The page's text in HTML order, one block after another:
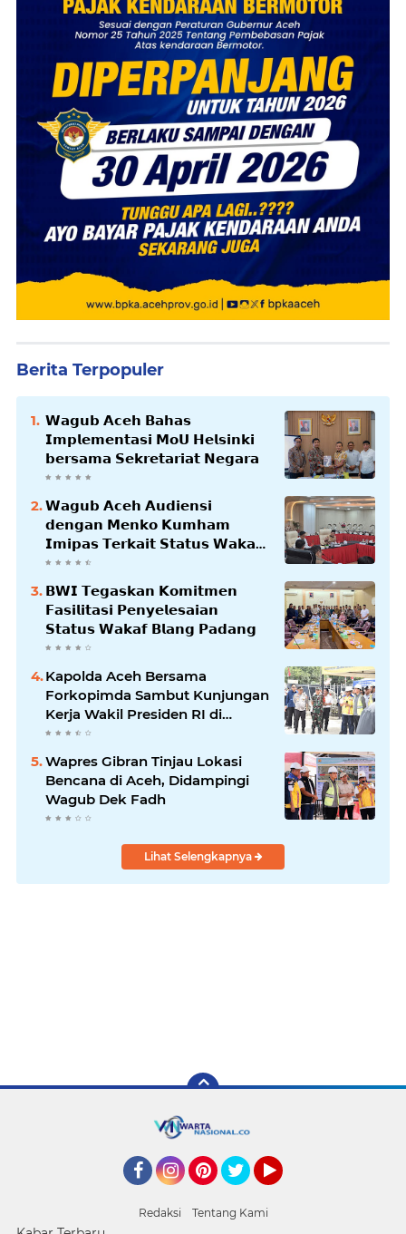
Berita Terpopuler
𝗪𝗮𝗴𝘂𝗯 𝗔𝗰𝗲𝗵 𝗕𝗮𝗵𝗮𝘀
𝗜𝗺𝗽𝗹𝗲𝗺𝗲𝗻𝘁𝗮𝘀𝗶 𝗠𝗼𝗨 𝗛𝗲𝗹𝘀𝗶𝗻𝗸𝗶
𝗯𝗲𝗿𝘀𝗮𝗺𝗮 𝗦𝗲𝗸𝗿𝗲𝘁𝗮𝗿𝗶𝗮𝘁 𝗡𝗲𝗴𝗮𝗿𝗮
𝗪𝗮𝗴𝘂𝗯 𝗔𝗰𝗲𝗵 𝗔𝘂𝗱𝗶𝗲𝗻𝘀𝗶
𝗱𝗲𝗻𝗴𝗮𝗻 𝗠𝗲𝗻𝗸𝗼 𝗞𝘂𝗺𝗵𝗮𝗺
𝗜𝗺𝗶𝗽𝗮𝘀 𝗧𝗲𝗿𝗸𝗮𝗶𝘁 𝗦𝘁𝗮𝘁𝘂𝘀 𝗪𝗮𝗸𝗮𝗳
𝗕𝗹𝗮𝗻𝗴𝗽𝗮𝗱𝗮𝗻𝗴
𝗕𝗪𝗜 𝗧𝗲𝗴𝗮𝘀𝗸𝗮𝗻 𝗞𝗼𝗺𝗶𝘁𝗺𝗲𝗻
𝗙𝗮𝘀𝗶𝗹𝗶𝘁𝗮𝘀𝗶 𝗣𝗲𝗻𝘆𝗲𝗹𝗲𝘀𝗮𝗶𝗮𝗻
𝗦𝘁𝗮𝘁𝘂𝘀 𝗪𝗮𝗸𝗮𝗳 𝗕𝗹𝗮𝗻𝗴 𝗣𝗮𝗱𝗮𝗻𝗴
Kapolda Aceh Bersama
Forkopimda Sambut Kunjungan
Kerja Wakil Presiden RI di
Kabupaten Bireuen
Wapres Gibran Tinjau Lokasi
Bencana di Aceh, Didampingi
Wagub Dek Fadh
Lihat Selengkapnya
Redaksi Tentang Kami